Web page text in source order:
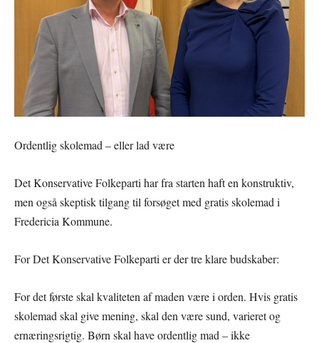
Ordentlig skolemad – eller lad være
Det Konservative Folkeparti har fra starten haft en konstruktiv,
men også skeptisk tilgang til forsøget med gratis skolemad i
Fredericia Kommune.
For Det Konservative Folkeparti er der tre klare budskaber:
For det første skal kvaliteten af maden være i orden. Hvis gratis
skolemad skal give mening, skal den være sund, varieret og
ernæringsrigtig. Børn skal have ordentlig mad – ikke